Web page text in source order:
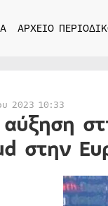
ΑΡΧΕΙΟ
2023 10:33
αύξηση
στην